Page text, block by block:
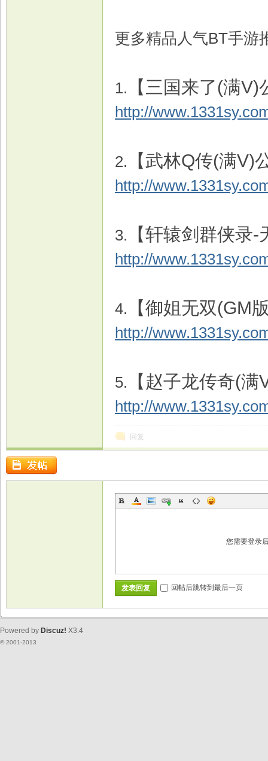
更多精品人气BT手游
1. 【三国来了(满
http://
2. 【武林Q传(满V)
http://
3. 【轩辕剑群侠录
http://
4. 【御姐无双(GM
http://
5. 【赵子龙传奇(
http://
回复
您需要登录
发表回复 回帖后跳转到最后一页
Powered by Discuz! X3.4
© 2001-2013